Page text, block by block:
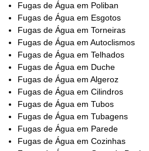
Fugas de Água em Poliban
Fugas de Água em Esgotos
Fugas de Água em Torneiras
Fugas de Água em Autoclismos
Fugas de Água em Telhados
Fugas de Água em Duche
Fugas de Água em Algeroz
Fugas de Água em Cilindros
Fugas de Água em Tubos
Fugas de Água em Tubagens
Fugas de Água em Parede
Fugas de Água em Cozinhas